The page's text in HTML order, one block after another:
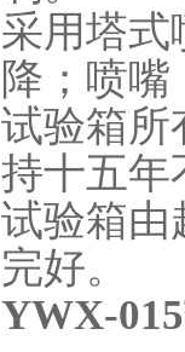
采用塔式
降；喷
试验箱所
持十五年
试验箱由
完好。
YWX-